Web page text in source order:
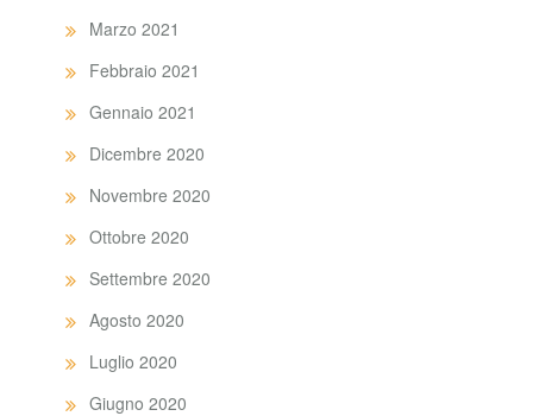
Marzo 2021
Febbraio 2021
Gennaio 2021
Dicembre 2020
Novembre 2020
Ottobre 2020
Settembre 2020
Agosto 2020
Luglio 2020
Giugno 2020